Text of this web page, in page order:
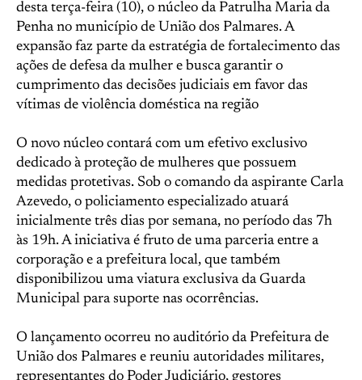
desta terça-feira (10), o núcleo da Patrulha Maria da
Penha no município de União dos Palmares. A
expansão faz parte da estratégia de fortalecimento das
ações de defesa da mulher e busca garantir o
cumprimento das decisões judiciais em favor das
vítimas de violência doméstica na região
O novo núcleo contará com um efetivo exclusivo
dedicado à proteção de mulheres que possuem
medidas protetivas. Sob o comando da aspirante Carla
Azevedo, o policiamento especializado atuará
inicialmente três dias por semana, no período das 7h
às 19h. A iniciativa é fruto de uma parceria entre a
corporação e a prefeitura local, que também
disponibilizou uma viatura exclusiva da Guarda
Municipal para suporte nas ocorrências.
O lançamento ocorreu no auditório da Prefeitura de
União dos Palmares e reuniu autoridades militares,
representantes do Poder Judiciário, gestores